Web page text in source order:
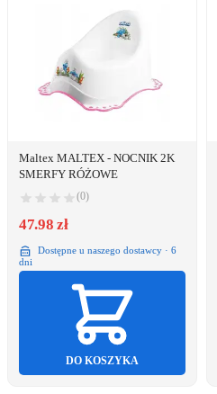
Maltex MALTEX - NOCNIK 2K
SMERFY RÓŻOWE
(0)
47.98 zł
Dostępne u naszego dostawcy · 6
dni
DO KOSZYKA